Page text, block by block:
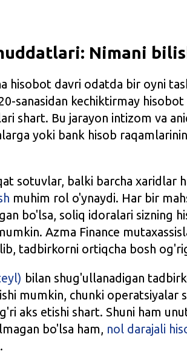
Nimani
hisobot davri odatda bir oyni
sanasidan kechiktirmay
shart. Bu jarayon intizom va
yoki bank hisob
sotuvlar, balki barcha xaridlar
muhim rol o'ynaydi. Har bir
bo'lsa, soliq idoralari sizning
Azma Finance
tadbirkorni ortiqcha bosh
bilan shug'ullanadigan
mumkin, chunki operatsiyalar
aks etishi shart. Shuni ham
bo'lsa ham, nol darajali